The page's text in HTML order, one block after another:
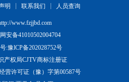
明 联系我们 人员查询
www.fzjjbd.com
安备41010502004704
:豫lCP备202028752号
产权局CJTV商标注册证
营许可证（豫）字第00587号